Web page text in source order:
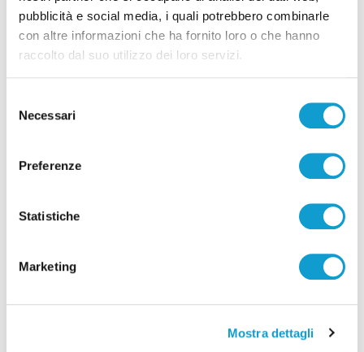
pubblicità e social media, i quali potrebbero combinarle
con altre informazioni che ha fornito loro o che hanno
raccolto dal suo utilizzo dei loro servizi.
delNecessari
Preferenze
Statistiche
Marketing
Mostra dettagli
Ascoli - Sventato tentativo di introdurre
di Pierluigi Dorotei